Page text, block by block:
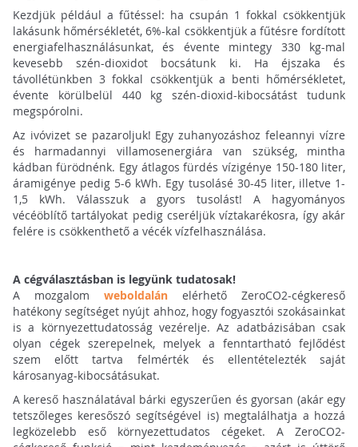
Kezdjük például a fűtéssel: ha csupán 1 fokkal csökkentjük
lakásunk hőmérsékletét, 6%-kal csökkentjük a fűtésre fordított
energiafelhasználásunkat, és évente mintegy 330 kg-mal
kevesebb szén-dioxidot bocsátunk ki. Ha éjszaka és
távollétünkben 3 fokkal csökkentjük a benti hőmérsékletet,
évente körülbelül 440 kg szén-dioxid-kibocsátást tudunk
megspórolni.
Az ivóvizet se pazaroljuk! Egy zuhanyozáshoz feleannyi vízre
és harmadannyi villamosenergiára van szükség, mintha
kádban fürödnénk. Egy átlagos fürdés vízigénye 150-180 liter,
áramigénye pedig 5-6 kWh. Egy tusolásé 30-45 liter, illetve 1-
1,5 kWh. Válasszuk a gyors tusolást! A hagyományos
vécéöblítő tartályokat pedig cseréljük víztakarékosra, így akár
felére is csökkenthető a vécék vízfelhasználása.
A cégválasztásban is legyünk tudatosak!
A mozgalom weboldalán elérhető ZeroCO2-cégkereső
hatékony segítséget nyújt ahhoz, hogy fogyasztói szokásainkat
is a környezettudatosság vezérelje. Az adatbázisában csak
olyan cégek szerepelnek, melyek a fenntartható fejlődést
szem előtt tartva felmérték és ellentételezték saját
károsanyag-kibocsátásukat.
A kereső használatával bárki egyszerűen és gyorsan (akár egy
tetszőleges keresőszó segítségével is) megtalálhatja a hozzá
legközelebb eső környezettudatos cégeket. A ZeroCO2-